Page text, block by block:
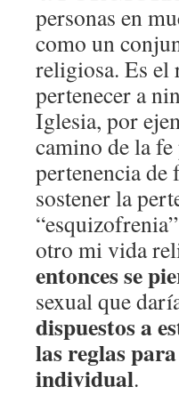
personas en
como un
religiosa. Es el
pertenecer a
Iglesia, por
camino de la
pertenencia de
sostener la
otro mi vida
entonces se
sexual que
dispuestos a
las reglas
individual.